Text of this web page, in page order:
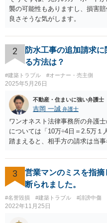
襲の可能性もありますし、損害
良さそうな気がします。
2
防水工事の追加請求
る方法は？
#建築トラブル #オーナー・売主側
2025年5月26日
不動産・住まいに強い弁護士
吉岡 一誠 弁護士
ワンオネスト法律事務所の弁護
については「10万÷4日＝2.5万１
踏まえると、相手方の請求は当
か支払う意向がない旨を伝えて
方の立場としても、裁判を起こ
判が終わるまでキャッシュが入
るでしょうから、減額に応じて
す。
3
営業マンのミスを指
断られました。
#名誉毀損 #建築トラブル #誹謗中傷
2022年11月25日